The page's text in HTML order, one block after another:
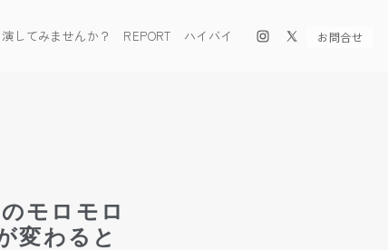
してみませんか？ REPORT ハイバイ お問合せ
モロモロ
変わると